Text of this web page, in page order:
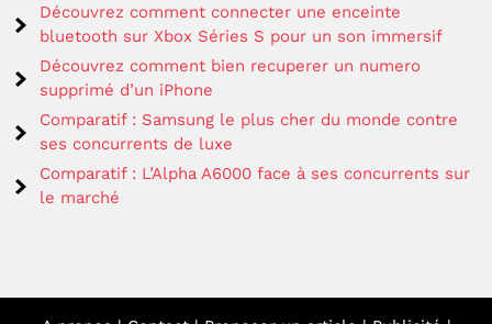
Découvrez comment connecter une enceinte
bluetooth sur Xbox Séries S pour un son immersif
Découvrez comment bien recuperer un numero
supprimé d’un iPhone
Comparatif : Samsung le plus cher du monde contre
ses concurrents de luxe
Comparatif : L’Alpha A6000 face à ses concurrents sur
le marché